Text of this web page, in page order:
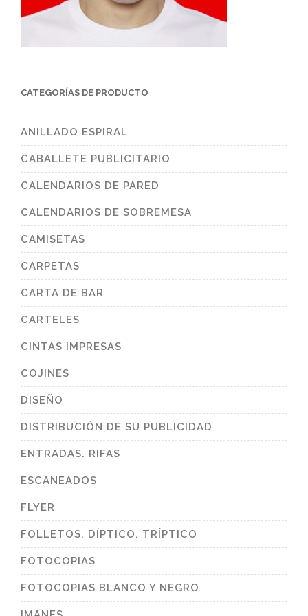
CATEGORÍAS DE PRODUCTO
ANILLADO ESPIRAL
CABALLETE PUBLICITARIO
CALENDARIOS DE PARED
CALENDARIOS DE SOBREMESA
CAMISETAS
CARPETAS
CARTA DE BAR
CARTELES
CINTAS IMPRESAS
COJINES
DISEÑO
DISTRIBUCIÓN DE SU PUBLICIDAD
ENTRADAS. RIFAS
ESCANEADOS
FLYER
FOLLETOS. DÍPTICO. TRÍPTICO
FOTOCOPIAS
FOTOCOPIAS BLANCO Y NEGRO